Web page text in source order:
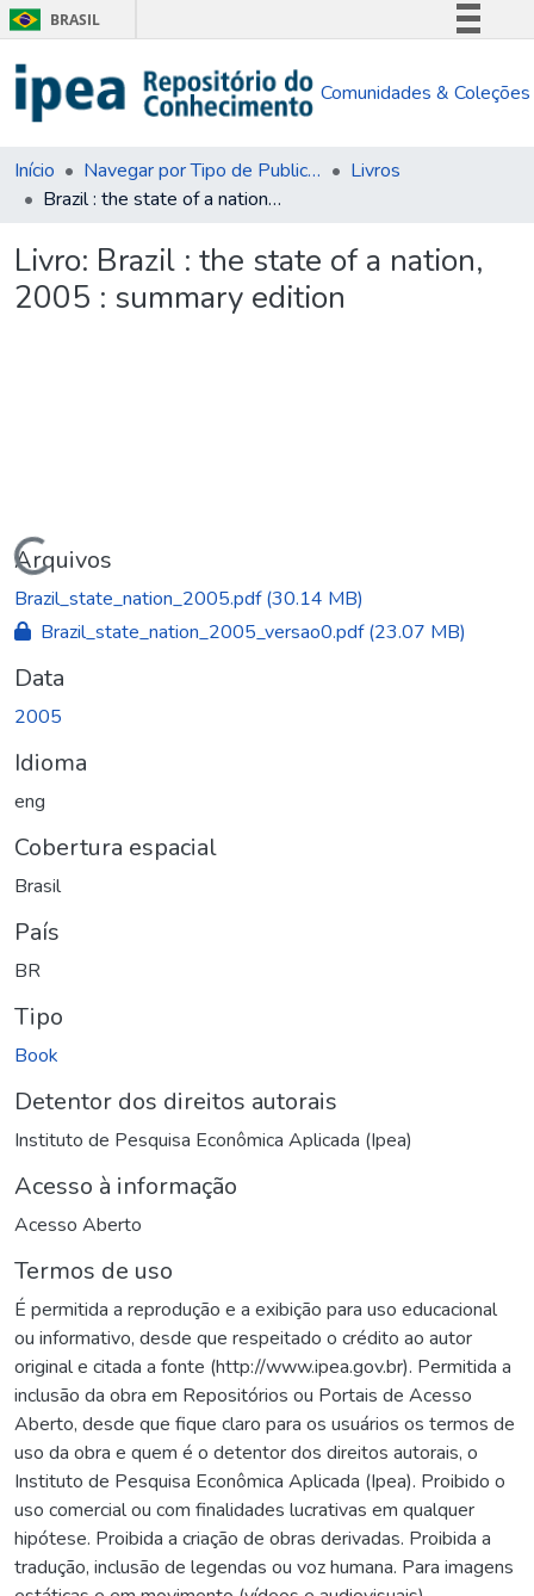
BRASIL
Comunica BR
Acesso à informação
Comunidades & Coleções
Início Navegar por Tipo de Publicação
Livros
Brazil : the state of a nation, 2005 : summary edition
Livro: Brazil : the state of a nation,
2005 : summary edition
Carregando...
Arquivos
Brazil_state_nation_2005.pdf(30.14 MB)
Brazil_state_nation_2005_versao0.pdf(23.07 MB)
Data
2005
Idioma
eng
Cobertura espacial
Brasil
País
BR
Tipo
Book
Detentor dos direitos autorais
Instituto de Pesquisa Econômica Aplicada (Ipea)
Acesso à informação
Acesso Aberto
Termos de uso
É permitida a reprodução e a exibição para uso educacional
ou informativo, desde que respeitado o crédito ao autor
original e citada a fonte (http://www.ipea.gov.br). Permitida a
inclusão da obra em Repositórios ou Portais de Acesso
Aberto, desde que fique claro para os usuários os termos de
uso da obra e quem é o detentor dos direitos autorais, o
Instituto de Pesquisa Econômica Aplicada (Ipea). Proibido o
uso comercial ou com finalidades lucrativas em qualquer
hipótese. Proibida a criação de obras derivadas. Proibida a
tradução, inclusão de legendas ou voz humana. Para imagens